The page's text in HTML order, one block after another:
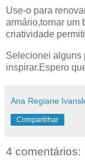
Use-o para
armário,tornar um
criatividade
Selecionei alguns
inspirar.Espero
Ana Regiane
Compartilhar
4 comentários: